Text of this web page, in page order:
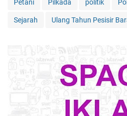
LABEL
Berita
jual beli jual beli.
mafian tanah
Pembunuhan Pemda Pesisir